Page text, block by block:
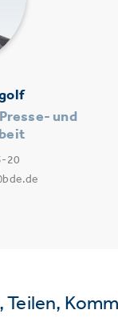
und
20
Teilen,